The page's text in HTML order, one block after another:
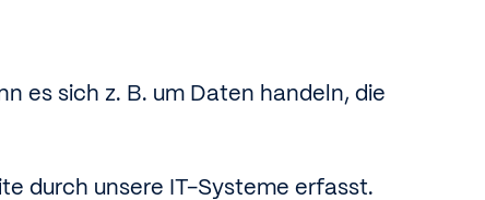
es sich z. B. um Daten handeln, die
durch unsere IT-Systeme erfasst.